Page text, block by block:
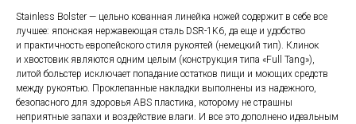
Stainless Bolster — цельно кованная линейка ножей содержит в себе все
лучшее: японская нержавеющая сталь DSR-1K6, да еще и удобство
и практичность европейского стиля рукоятей (немецкий тип). Клинок
и хвостовик являются одним целым (конструкция типа «Full Tang»),
литой больстер исключает попадание остатков пищи и моющих средств
между рукоятью. Проклепанные накладки выполнены из надежного,
безопасного для здоровья ABS пластика, которому не страшны
неприятные запахи и воздействие влаги. И все это дополнено идеальным